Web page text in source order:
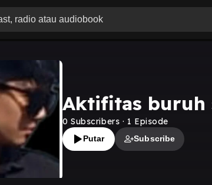
Aktifitas buruh
0 Subscribers · 1 Episode
Putar Subscribe